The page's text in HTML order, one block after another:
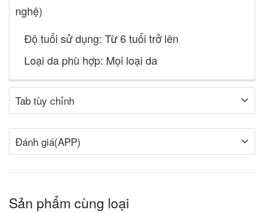
nghệ)
Độ tuổi sử dụng: Từ 6 tuổi trở lên
Loại da phù hợp: Mọi loại da
Tab tùy chỉnh
Đánh giá(APP)
Sản phẩm cùng loại